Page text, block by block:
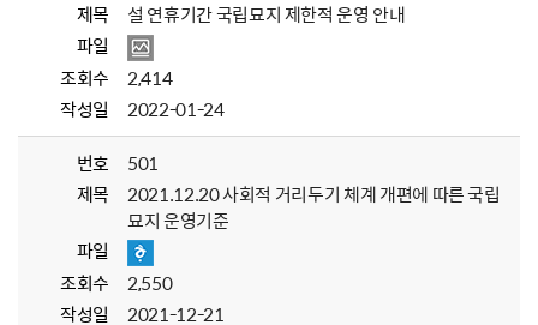
제목
설 연휴기간 국립묘지 제한적 운영 안내
파일
조회수
2,414
작성일
2022-01-24
번호
501
제목
2021.12.20 사회적 거리두기 체계 개편에 따른 국립
묘지 운영기준
파일
조회수
2,550
작성일
2021-12-21